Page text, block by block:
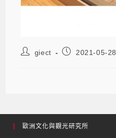
giect 2021-05-28
歐洲文化與觀光研究所